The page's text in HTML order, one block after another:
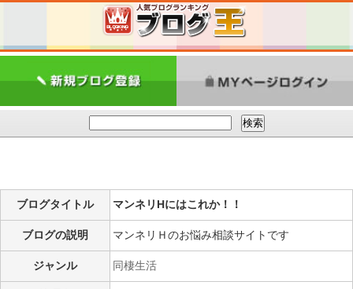
ブログタイトル マンネリHにはこれか！！
ブログの説明 マンネリＨのお悩み相談サイトです
ジャンル 同棲生活